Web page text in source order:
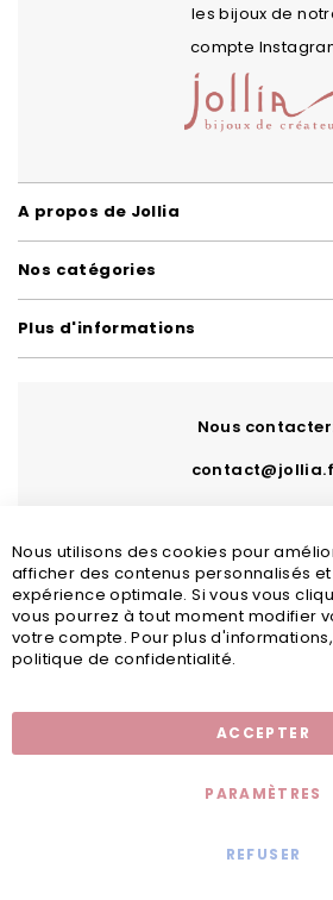
les bijoux de
compte
A propos de Jollia
Nos catégories
Plus d'informations
Nous
Nous utilisons des cookies pour
afficher des contenus personnalisés
expérience optimale. Si vous vous
vous pourrez à tout moment modifier
votre compte. Pour plus
politique de confidentialité.
ACCEPTER
PARAMÈTRES
REFUSER